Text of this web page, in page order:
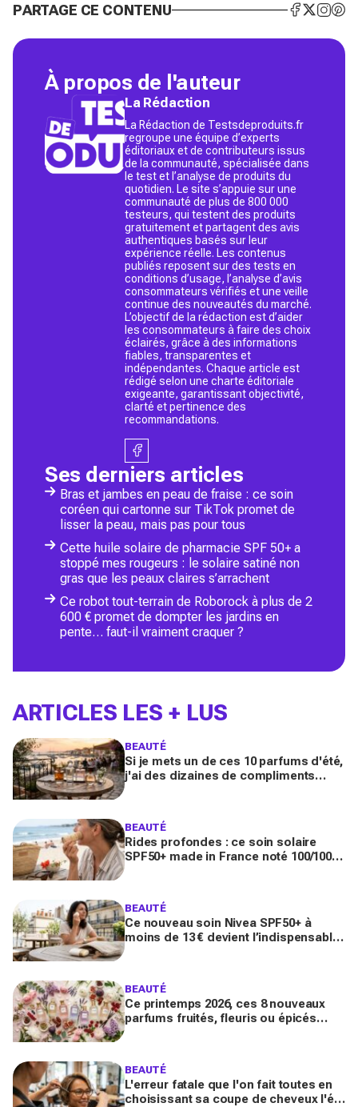
PARTAGE CE CONTENU
À propos de l'auteur
La Rédaction
La Rédaction de Testsdeproduits.fr
regroupe une équipe d’experts
éditoriaux et de contributeurs issus
de la communauté, spécialisée dans
le test et l’analyse de produits du
quotidien. Le site s’appuie sur une
communauté de plus de 800 000
testeurs, qui testent des produits
gratuitement et partagent des avis
authentiques basés sur leur
expérience réelle. Les contenus
publiés reposent sur des tests en
conditions d’usage, l’analyse d’avis
consommateurs vérifiés et une veille
continue des nouveautés du marché.
L’objectif de la rédaction est d’aider
les consommateurs à faire des choix
éclairés, grâce à des informations
fiables, transparentes et
indépendantes. Chaque article est
rédigé selon une charte éditoriale
exigeante, garantissant objectivité,
clarté et pertinence des
recommandations.
Ses derniers articles
Bras et jambes en peau de fraise : ce soin
coréen qui cartonne sur TikTok promet de
lisser la peau, mais pas pour tous
Cette huile solaire de pharmacie SPF 50+ a
stoppé mes rougeurs : le solaire satiné non
gras que les peaux claires s’arrachent
Ce robot tout-terrain de Roborock à plus de 2
600 € promet de dompter les jardins en
pente… faut-il vraiment craquer ?
ARTICLES LES + LUS
BEAUTÉ
Si je mets un de ces 10 parfums d'été,
j'ai des dizaines de compliments
BEAUTÉ
Rides profondes : ce soin solaire
SPF50+ made in France noté 100/100
BEAUTÉ
Ce nouveau soin Nivea SPF50+ à
moins de 13 € devient l’indispensable
BEAUTÉ
Ce printemps 2026, ces 8 nouveaux
parfums fruités, fleuris ou épicés
BEAUTÉ
L'erreur fatale que l'on fait toutes en
choisissant sa coupe de cheveux l'été